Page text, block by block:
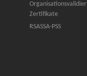
Zertifikate
RSASSA-PSS